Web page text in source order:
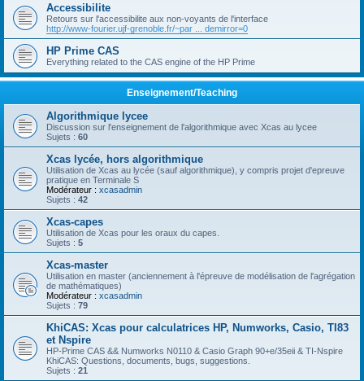
Accessibilite
Retours sur l'accessibilite aux non-voyants de l'interface
http://www-fourier.ujf-grenoble.fr/~par ... demirror=0
HP Prime CAS
Everything related to the CAS engine of the HP Prime
Enseignement/Teaching
Algorithmique lycee
Discussion sur l'enseignement de l'algorithmique avec Xcas au lycee
Sujets : 60
Xcas lycée, hors algorithmique
Utilisation de Xcas au lycée (sauf algorithmique), y compris projet d'epreuve
pratique en Terminale S
Modérateur : xcasadmin
Sujets : 42
Xcas-capes
Utilisation de Xcas pour les oraux du capes.
Sujets : 5
Xcas-master
Utilisation en master (anciennement à l'épreuve de modélisation de l'agrégation
de mathématiques)
Modérateur : xcasadmin
Sujets : 79
KhiCAS: Xcas pour calculatrices HP, Numworks, Casio, TI83
et Nspire
HP-Prime CAS && Numworks N0110 & Casio Graph 90+e/35eii & TI-Nspire
KhiCAS: Questions, documents, bugs, suggestions.
Sujets : 21